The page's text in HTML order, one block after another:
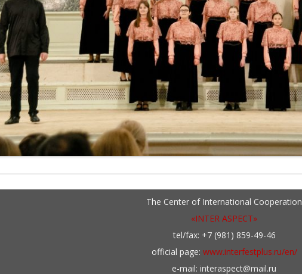
The Center of International Cooperation
«INTER ASPECT»
tel/fax: +7 (981) 859-49-46
official page: www.interfestplus.ru/en/
e-mail: interaspect@mail.ru